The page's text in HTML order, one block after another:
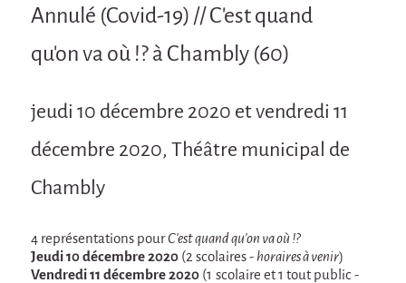
La Brise de la Pastille
L'âne & la carotte
L'essaim - Projet participatif autour de la
Brise de la Pastille
Préviens les autres
Sans-culotte
Sans-Culotte
Annulé (Covid-19) // C'est quand
qu'on va où !? à Chambly (60)
jeudi 10 décembre 2020 et vendredi 11
décembre 2020, Théâtre municipal de
Chambly
4 représentations pourC'est quand qu'on va où !?
Jeudi 10 décembre 2020 (2 scolaires - horaires à venir)
Vendredi 11 décembre 2020 (1 scolaire et 1 tout public -